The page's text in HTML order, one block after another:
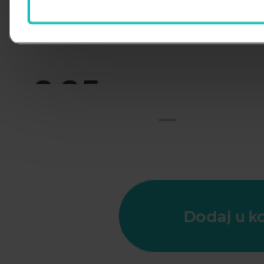
Važna obavijest prema Zakonu o
9,95
Uljni macerat bršljana u
neutralnog je mirisa. Bogat
Dodaj u